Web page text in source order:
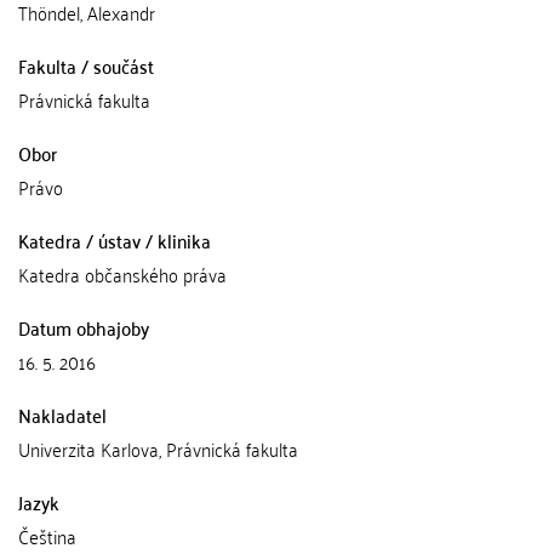
Thöndel, Alexandr
Fakulta / součást
Právnická fakulta
Obor
Právo
Katedra / ústav / klinika
Katedra občanského práva
Datum obhajoby
16. 5. 2016
Nakladatel
Univerzita Karlova, Právnická fakulta
Jazyk
Čeština